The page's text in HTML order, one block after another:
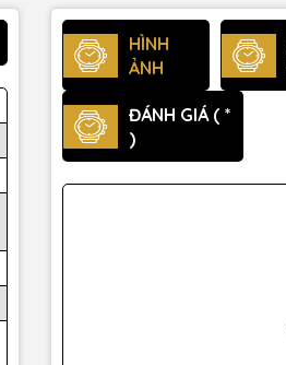
HÌNH
ẢNH
ĐÁNH GIÁ ( *
)